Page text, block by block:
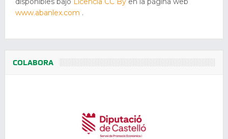
www.abanlex.com .
COLABORA